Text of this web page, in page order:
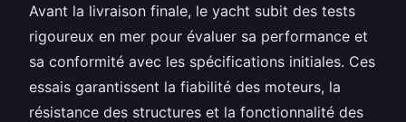
Avant la livraison finale, le yacht subit des tests
rigoureux en mer pour évaluer sa performance et
sa conformité avec les spécifications initiales. Ces
essais garantissent la fiabilité des moteurs, la
résistance des structures et la fonctionnalité des